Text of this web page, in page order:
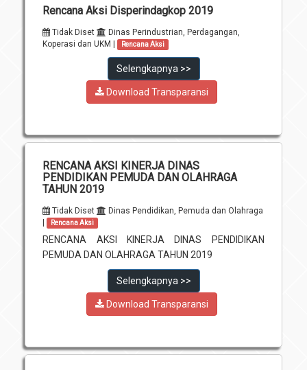
Rencana Aksi Disperindagkop 2019
Tidak Diset
Dinas Perindustrian, Perdagangan,
Koperasi dan UKM |
Rencana Aksi
Selengkapnya >>
Download Transparansi
RENCANA AKSI KINERJA DINAS
PENDIDIKAN PEMUDA DAN OLAHRAGA
TAHUN 2019
Tidak Diset
Dinas Pendidikan, Pemuda dan Olahraga
|
Rencana Aksi
RENCANA AKSI KINERJA DINAS PENDIDIKAN
PEMUDA DAN OLAHRAGA TAHUN 2019
Selengkapnya >>
Download Transparansi